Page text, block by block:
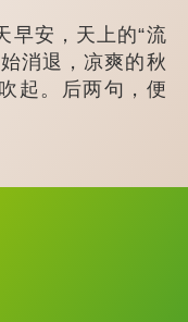
安，天上的“流
消退，凉爽的秋
起。后两句，便